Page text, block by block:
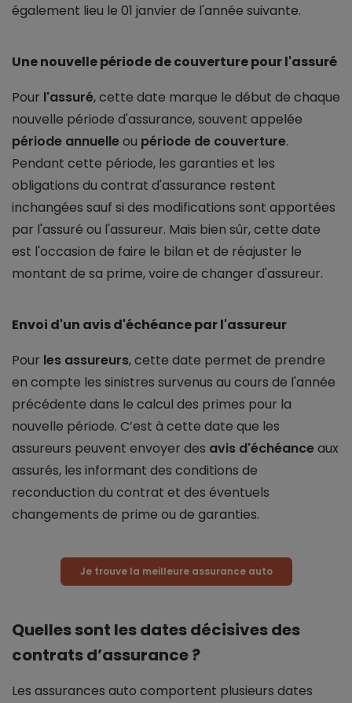
également lieu le 01 janvier de l'année suivante.
Une nouvelle période de couverture pour l'assuré
Pour l'assuré, cette date marque le début de chaque
nouvelle période d'assurance, souvent appelée
période annuelleou période de couverture.
Pendant cette période, les garanties et les
obligations du contrat d'assurance restent
inchangées sauf si des modifications sont apportées
par l'assuré ou l'assureur. Mais bien sûr, cette date
est l'occasion de faire le bilan et de réajuster le
montant de sa prime, voire de changer d'assureur.
Envoi d'un avis d'échéance par l'assureur
Pour les assureurs, cette date permet de prendre
en compte les sinistres survenus au cours de l'année
précédente dans le calcul des primes pour la
nouvelle période. C’est à cette date que les
assureurs peuvent envoyer des avis d'échéanceaux
assurés, les informant des conditions de
reconduction du contrat et des éventuels
changements de prime ou de garanties.
Je trouve la meilleure assurance auto
Quelles sont les dates décisives des
contrats d’assurance ?
Les assurances auto comportent plusieurs dates